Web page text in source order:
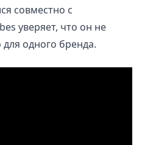
совместно с
уверяет, что он не
одного бренда.